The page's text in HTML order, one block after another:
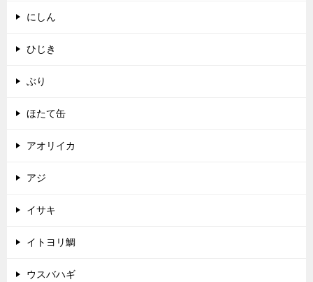
にしん
ひじき
ぶり
ほたて缶
アオリイカ
アジ
イサキ
イトヨリ鯛
ウスバハギ